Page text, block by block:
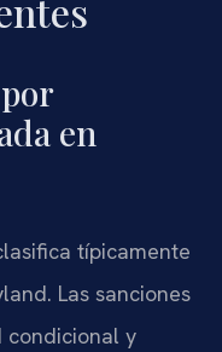
en
típicamente
Las sanciones
condicional y